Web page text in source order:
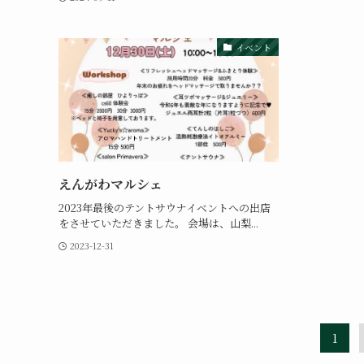
イベント
えんがわマルシェ
2023年最後のテントサウナイベントへの出店
をさせていただきました。 会場は、山梨...
2023-12-31
1